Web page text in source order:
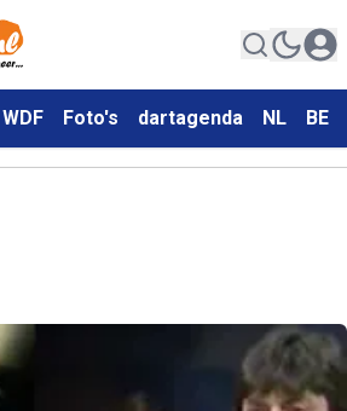
WDF Foto's dartagenda NL BE